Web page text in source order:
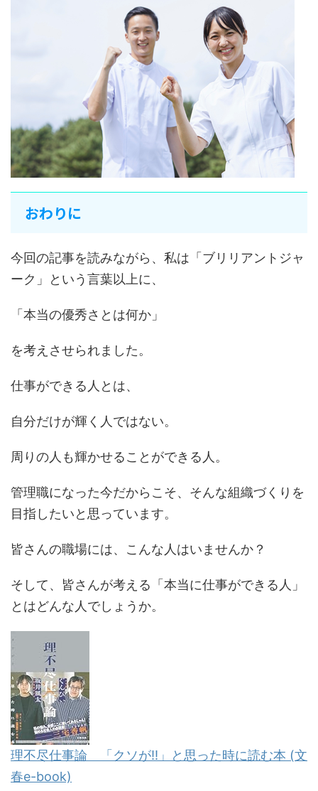
おわりに
今回の記事を読みながら、私は「ブリリアントジャ
ーク」という言葉以上に、
「本当の優秀さとは何か」
を考えさせられました。
仕事ができる人とは、
自分だけが輝く人ではない。
周りの人も輝かせることができる人。
管理職になった今だからこそ、そんな組織づくりを
目指したいと思っています。
皆さんの職場には、こんな人はいませんか？
そして、皆さんが考える「本当に仕事ができる人」
とはどんな人でしょうか。
理不尽仕事論 「クソが!!」と思った時に読む本 (文
春e-book)